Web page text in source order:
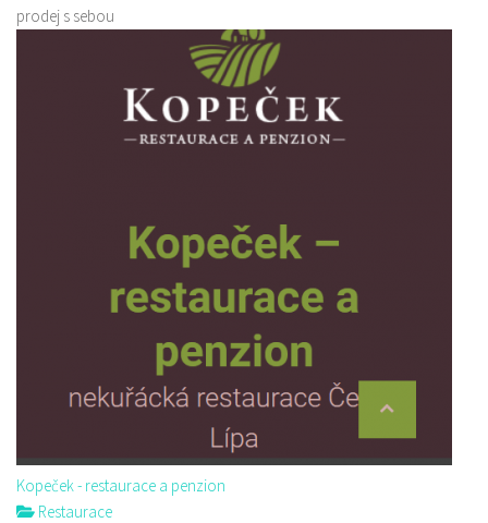
prodej s sebou
Kopeček - restaurace a penzion
Restaurace